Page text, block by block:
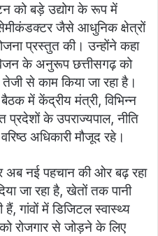
को बड़े उद्योग के रूप में
जैसे आधुनिक क्षेत्रों
प्रस्तुत की। उन्होंने कहा
के अनुरूप छत्तीसगढ़ को
से काम किया जा रहा है।
में केंद्रीय मंत्री, विभिन्न
प्रदेशों के उपराज्यपाल, नीति
अधिकारी मौजूद रहे।
अब नई पहचान की ओर बढ़ रहा
जा रहा है, खेतों तक पानी
हैं, गांवों में डिजिटल स्वास्थ्य
रोजगार से जोड़ने के लिए